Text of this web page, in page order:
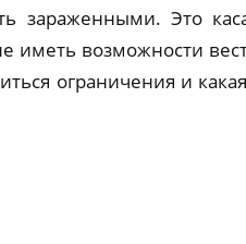
зараженными. Это
иметь возможности
ограничения и